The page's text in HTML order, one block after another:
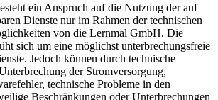
ein Anspruch auf die Nutzung der auf
Dienste nur im Rahmen der technischen
von die Lernmal GmbH. Die
sich um eine möglichst unterbrechungsfreie
Jedoch können durch technische
der Stromversorgung,
technische Probleme in den
Beschränkungen oder Unterbrechungen